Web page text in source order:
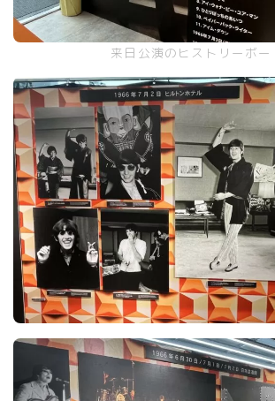
来日公演のヒストリーボー